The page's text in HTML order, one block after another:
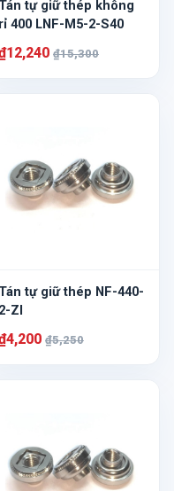
Tán tự giữ thép không
rỉ 400 LNF-M5-2-S40
₫15,300
Tán tự giữ thép NF-440-
2-ZI
₫5,250